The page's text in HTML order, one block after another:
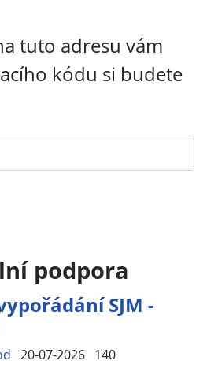
tuto adresu vám
kódu si budete
podpora
SJM -
20-07-2026 140